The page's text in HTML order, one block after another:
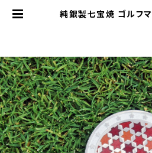
純銀製七宝焼 ゴルフ